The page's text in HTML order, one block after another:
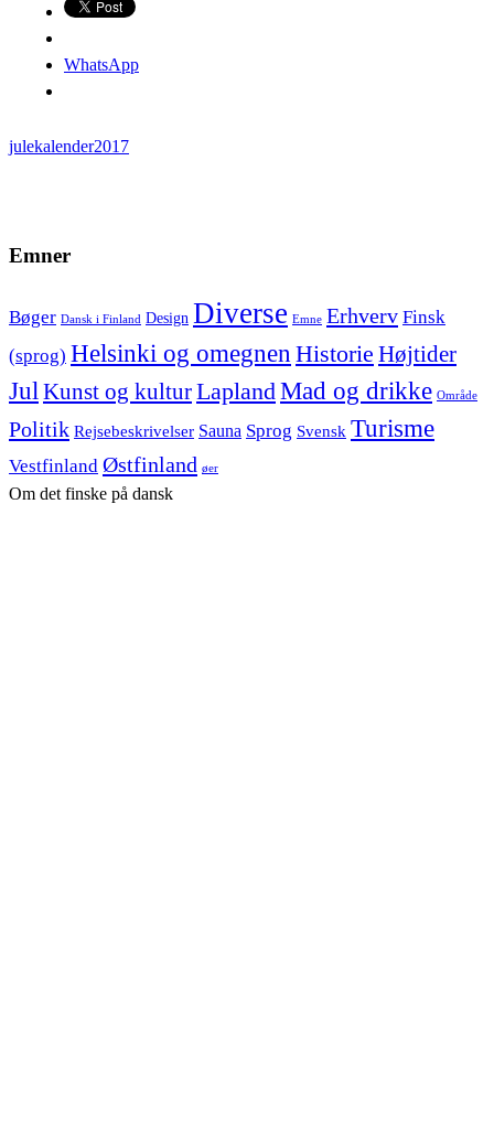
WhatsApp
julekalender2017
Emner
Bøger Dansk i Finland Design Diverse Emne Erhverv Finsk
(sprog) Helsinki og omegnen Historie Højtider
JulKunst og kulturLaplandMad og drikke Område
Politik Rejsebeskrivelser Sauna Sprog Svensk Turisme
Vestfinland Østfinland øer
Om det finske på dansk